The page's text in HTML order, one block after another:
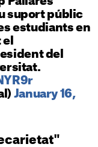
suport públic
estudiants en
del
January 16,